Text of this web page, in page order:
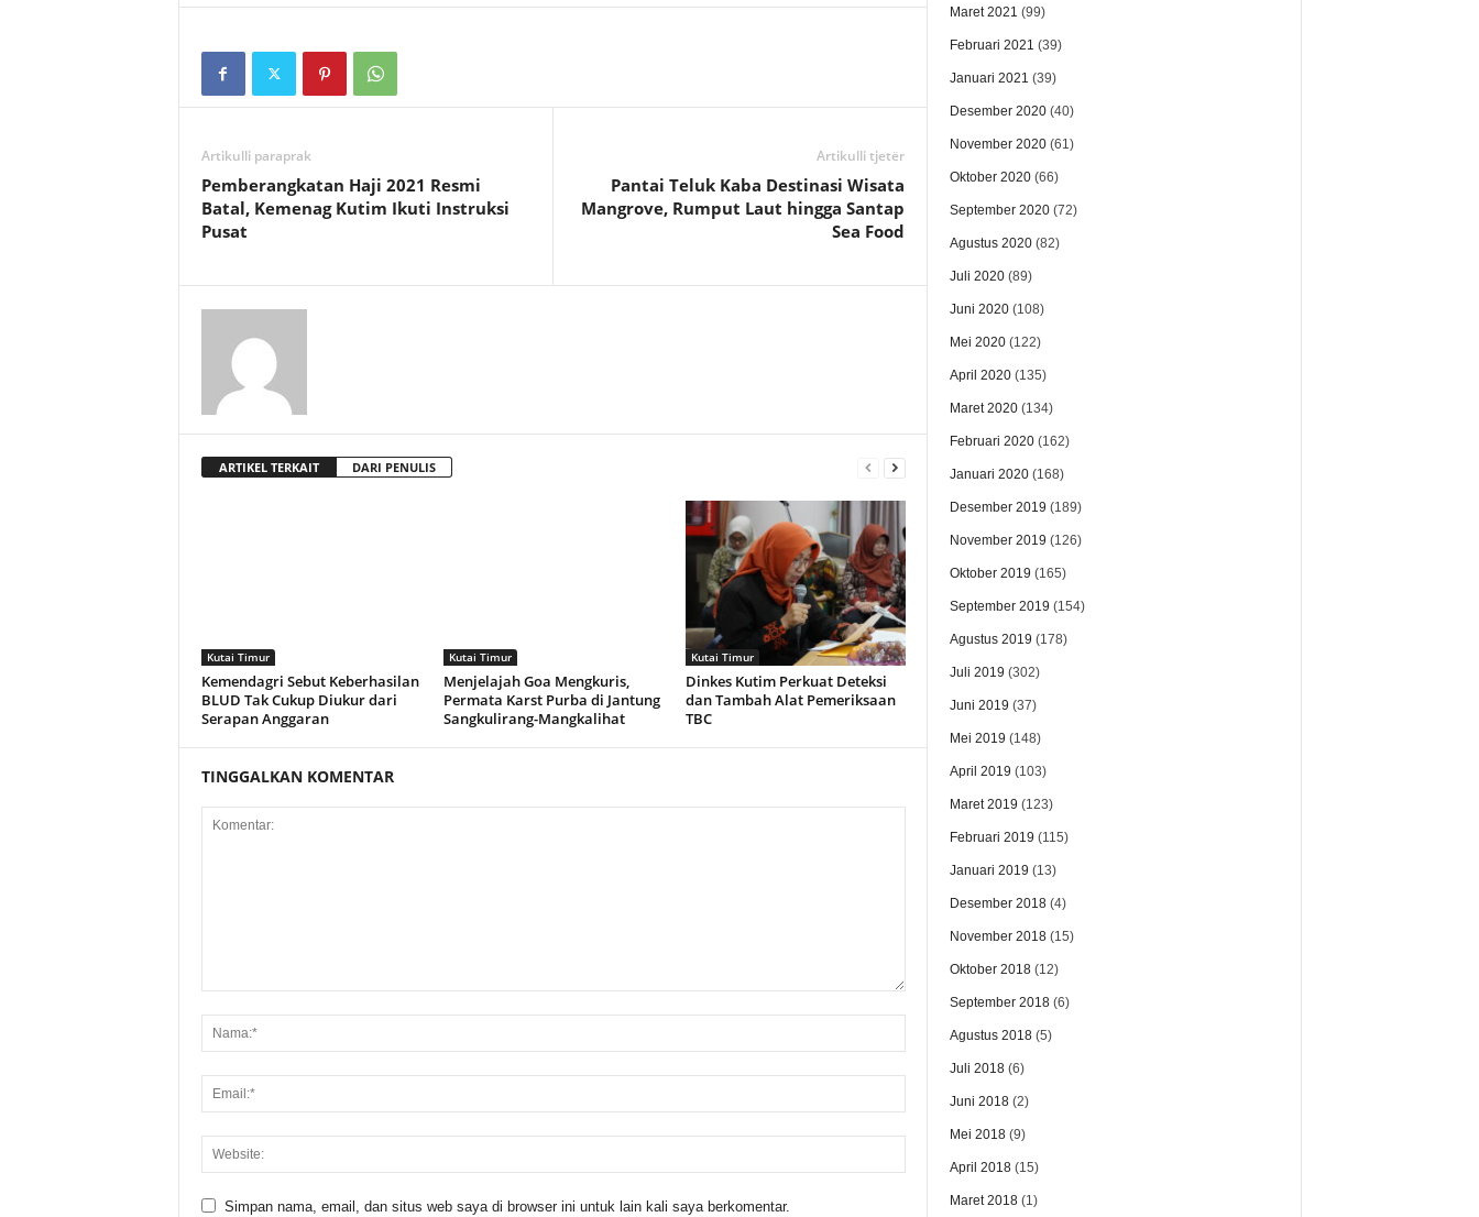
Artikulli paraprak
Pemberangkatan Haji 2021 Resmi
Batal, Kemenag Kutim Ikuti Instruksi
Pusat
Artikulli tjetër
Pantai Teluk Kaba Destinasi Wisata
Mangrove, Rumput Laut hingga Santap
Sea Food
ARTIKEL TERKAIT DARI PENULIS
Kutai Timur
Kemendagri Sebut Keberhasilan
BLUD Tak Cukup Diukur dari
Serapan Anggaran
Kutai Timur
Menjelajah Goa Mengkuris,
Permata Karst Purba di Jantung
Sangkulirang-Mangkalihat
Kutai Timur
Dinkes Kutim Perkuat Deteksi
dan Tambah Alat Pemeriksaan
TBC
TINGGALKAN KOMENTAR
Simpan nama, email, dan situs web saya di browser ini untuk lain kali saya berkomentar.
Maret 2021 (99)
Februari 2021 (39)
Januari 2021 (39)
Desember 2020(40)
November 2020(61)
Oktober 2020(66)
September 2020(72)
Agustus 2020(82)
Juli 2020(89)
Juni 2020(108)
Mei 2020(122)
April 2020(135)
Maret 2020(134)
Februari 2020(162)
Januari 2020(168)
Desember 2019 (189)
November 2019 (126)
Oktober 2019 (165)
September 2019 (154)
Agustus 2019 (178)
Juli 2019 (302)
Juni 2019 (37)
Mei 2019 (148)
April 2019 (103)
Maret 2019 (123)
Februari 2019 (115)
Januari 2019 (13)
Desember 2018(4)
November 2018(15)
Oktober 2018(12)
September 2018(6)
Agustus 2018(5)
Juli 2018(6)
Juni 2018(2)
Mei 2018(9)
April 2018(15)
Maret 2018(1)